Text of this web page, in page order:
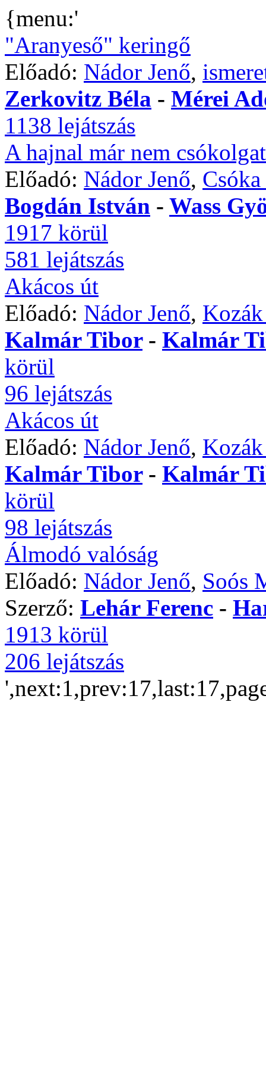
{menu:'
"Aranyeső" keringő
Előadó: Nádor Jenő,
Zerkovitz Béla - Mérei
1138 lejátszás
A hajnal már nem csókolgat
Előadó: Nádor Jenő,
Bogdán István - Wass
1917 körül
581 lejátszás
Akácos út
Előadó: Nádor Jenő,
Kalmár Tibor- Kalmár
körül
96 lejátszás
Akácos út
Előadó: Nádor Jenő,
Kalmár Tibor- Kalmár
körül
98 lejátszás
Álmodó valóság
Előadó: Nádor Jenő, Soós
Szerző: Lehár Ferenc -
1913 körül
206 lejátszás